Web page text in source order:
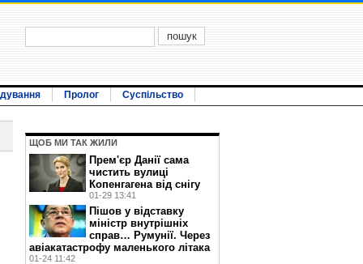
Пролог Суспільство
ЩОБ МИ ТАК ЖИЛИ
Прем'єр Данії сама
чистить вулиці
Копенгагена від снігу
01-29 13:41
Пішов у відставку
міністр внутрішніх
справ… Румунії. Через
авіакатастрофу маленького літака
01-24 11:42